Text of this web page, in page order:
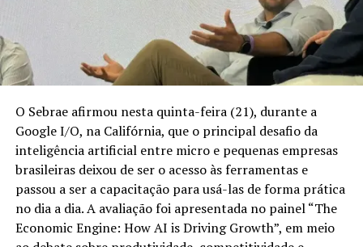
maior parte dos pequenos negócios ainda enfrenta
dificuldades para avançar na digitalização. Um
levantamento com 889 micro e pequenas empresas de
Santa Catarina apontou que 81,6% permanecem nos
níveis iniciais de maturidade digital.
O programa busca aproximar as tecnologias da rotina
dos empreendedores e preparar as startups para
ampliar as vendas, validar produtos e conquistar novos
mercados. Metade das empresas selecionadas está em
Santa Catarina, enquanto as demais estão distribuídas
por estados como São Paulo, Paraná, Rio de Janeiro,
Goiás, Rio Grande do Sul e Espírito Santo.
Fonte e foto: Agência Brasil
X Facebook WhatsApp
LinkedIn
O Sebrae afirmou nesta quinta-feira (21), durante a
Google I/O, na Califórnia, que o principal desafio da
inteligência artificial entre micro e pequenas empresas
brasileiras deixou de ser o acesso às ferramentas e
passou a ser a capacitação para usá-las de forma prática
no dia a dia. A avaliação foi apresentada no painel “The
Economic Engine: How AI is Driving Growth”, em meio